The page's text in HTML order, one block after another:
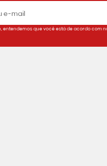
entendemos que você está de acordo com